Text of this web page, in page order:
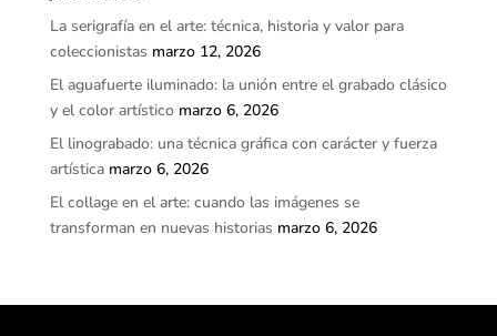
La serigrafía en el arte: técnica, historia y valor para
coleccionistas marzo 12, 2026
El aguafuerte iluminado: la unión entre el grabado clásico
y el color artístico marzo 6, 2026
El linograbado: una técnica gráfica con carácter y fuerza
artística marzo 6, 2026
El collage en el arte: cuando las imágenes se
transforman en nuevas historias marzo 6, 2026